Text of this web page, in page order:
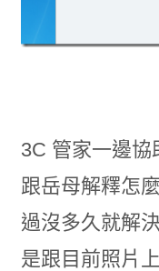
3C 管家一邊協
跟岳母解釋怎
過沒多久就解
是跟目前照片